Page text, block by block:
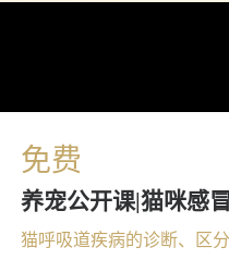
免费
养宠公开课|猫咪感
猫呼吸道疾病的诊断、区